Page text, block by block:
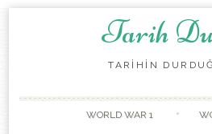
Tarih
TARİHİN
WORLD WAR 1